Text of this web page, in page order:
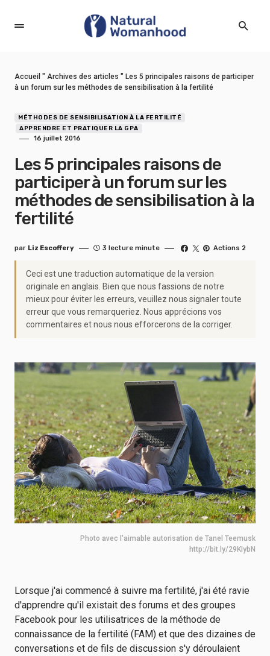
Accueil " Archives des articles " Les 5 principales raisons de participer
à un forum sur les méthodes de sensibilisation à la fertilité
MÉTHODES DE SENSIBILISATION À LA FERTILITÉ
APPRENDRE ET PRATIQUER LA GPA
16 juillet 2016
Les 5 principales raisons de
participer à un forum sur les
méthodes de sensibilisation à la
fertilité
par Liz Escoffery 3 lecture minute Actions 2
Ceci est une traduction automatique de la version
originale en anglais. Bien que nous fassions de notre
mieux pour éviter les erreurs, veuillez nous signaler toute
erreur que vous remarqueriez. Nous apprécions vos
commentaires et nous nous efforcerons de la corriger.
Photo avec l'aimable autorisation de Tanel Teemusk
http://bit.ly/29KIybN
Lorsque j'ai commencé à suivre ma fertilité, j'ai été ravie
d'apprendre qu'il existait des forums et des groupes
Facebook pour les utilisatrices de la méthode de
connaissance de la fertilité (FAM) et que des dizaines de
conversations et de fils de discussion s'y déroulaient